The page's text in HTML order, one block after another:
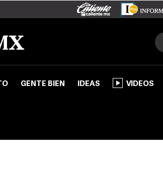
GENTE BIEN IDEAS VIDEOS